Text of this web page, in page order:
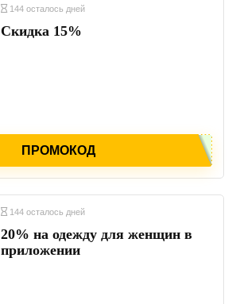
144 осталось дней
Скидка 15%
ПРОМОКОД
144 осталось дней
20% на одежду для женщин в
приложении